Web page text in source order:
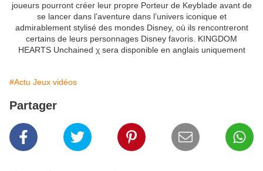
joueurs pourront créer leur propre Porteur de Keyblade avant de
se lancer dans l’aventure dans l’univers iconique et
admirablement stylisé des mondes Disney, où ils rencontreront
certains de leurs personnages Disney favoris. KINGDOM
HEARTS Unchained χ sera disponible en anglais uniquement
#Actu Jeux vidéos
Partager